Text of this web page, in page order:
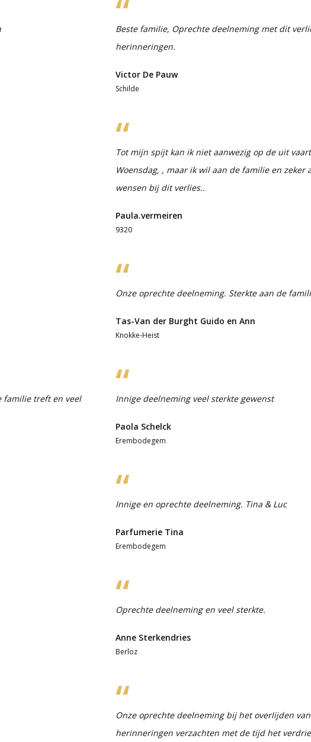
Beste familie, Oprechte deelneming met dit
herinneringen.
Victor De Pauw
Schilde
Tot mijn spijt kan ik niet aanwezig op de uit
Woensdag, , maar ik wil aan de familie en zeker
wensen bij dit verlies..
Paula.vermeiren
9320
Onze oprechte deelneming. Sterkte aan de
Tas-Van der Burght Guido en Ann
Knokke-Heist
familie treft en veel
Innige deelneming veel sterkte gewenst
Paola Schelck
Erembodegem
Innige en oprechte deelneming. Tina & Luc
Parfumerie Tina
Erembodegem
Oprechte deelneming en veel sterkte.
Anne Sterkendries
Berloz
Onze oprechte deelneming bij het overlijden
herinneringen verzachten met de tijd het